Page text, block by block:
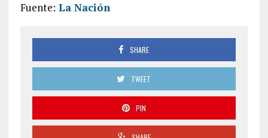
Fuente: La Nación
SHARE
TWEET
PIN